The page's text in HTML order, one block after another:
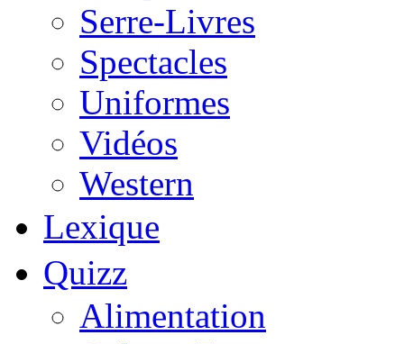
Serre-Livres
Spectacles
Uniformes
Vidéos
Western
Lexique
Quizz
Alimentation